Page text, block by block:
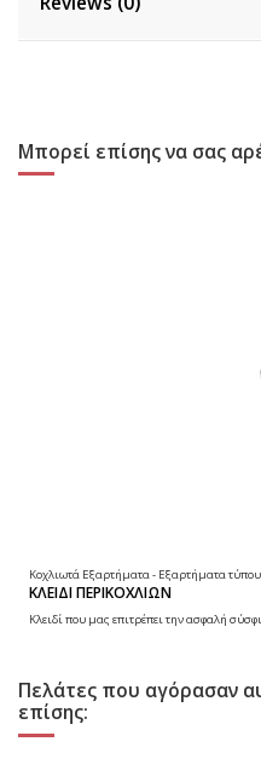
Μπορεί επίσης να σας
Κοχλιωτά Εξαρτήματα - Εξαρτήματα τύπου
ΚΛΕΙΔΙ ΠΕΡΙΚΟΧΛΙΩΝ
Κλειδί που μας επιτρέπει την ασφαλή
Πελάτες που αγόρασαν
επίσης: